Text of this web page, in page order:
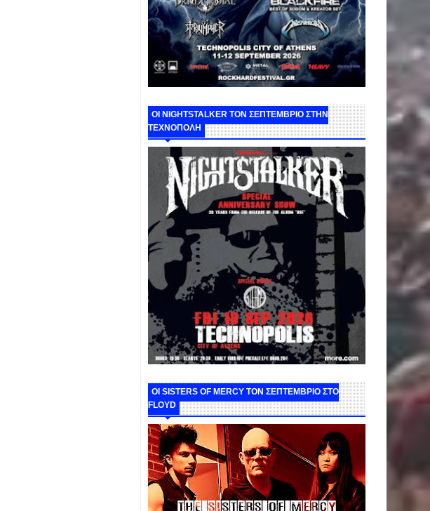
ΟΙ NIGHTSTALKER ΤΟΝ ΣΕΠΤΕΜΒΡΙΟ ΣΤΗΝ
ΤΕΧΝΟΠΟΛΗ
ΟΙ SISTERS OF MERCY ΤΟΝ ΣΕΠΤΕΜΒΡΙΟ ΣΤΟ
FLOYD